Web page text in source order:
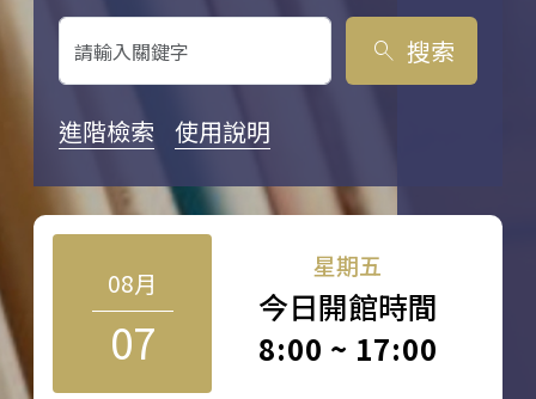
search 搜索
進階檢索 使用說明
08月
07
星期五
今日開館時間
8:00 ~ 17:00